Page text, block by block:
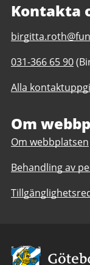
Kontakta
E-
till
Samverket
daglig
Göteborgs
Stad
Telefonnummer
Samverket
verksamhet
Göteborgs
Stad
031-366 65 90
Alla
Om
Om webbplatsen
Behandling av
Avsändare: